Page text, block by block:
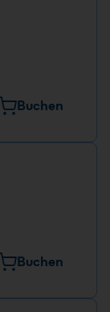
Buchen
Buchen